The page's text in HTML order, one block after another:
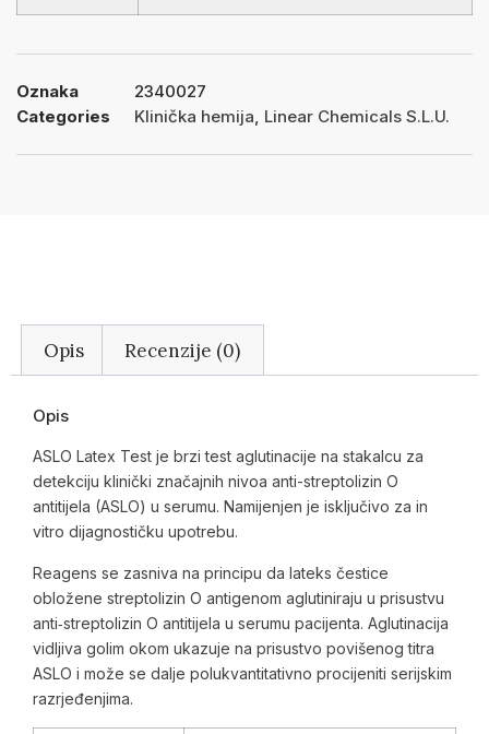
Oznaka
2340027
Categories
Klinička hemija, Linear Chemicals S.L.U.
Opis Recenzije (0)
Opis
ASLO Latex Test je brzi test aglutinacije na stakalcu za
detekciju klinički značajnih nivoa anti-streptolizin O
antitijela (ASLO) u serumu. Namijenjen je isključivo za in
vitro dijagnostičku upotrebu.
Reagens se zasniva na principu da lateks čestice
obložene streptolizin O antigenom aglutiniraju u prisustvu
anti‑streptolizin O antitijela u serumu pacijenta. Aglutinacija
vidljiva golim okom ukazuje na prisustvo povišenog titra
ASLO i može se dalje polukvantitativno procijeniti serijskim
razrjeđenjima.